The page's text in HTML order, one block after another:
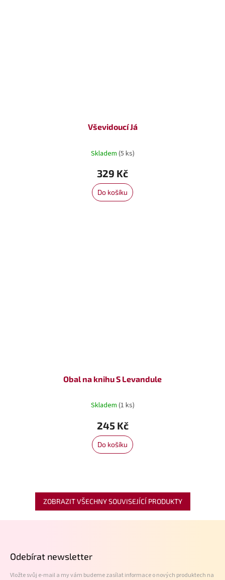
Vševidoucí Já
Skladem (5 ks)
329 Kč
Do košíku
Obal na knihu S Levandule
Skladem (1 ks)
245 Kč
Do košíku
ZOBRAZIT VŠECHNY SOUVISEJÍCÍ PRODUKTY
Odebírat newsletter
Vložte svůj e-mail a my vám budeme zasílat informace o nových produktech na